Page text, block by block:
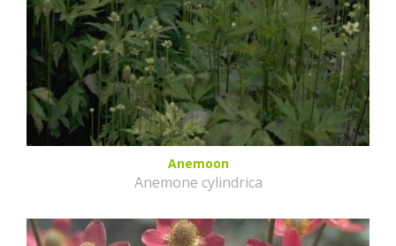
Anemoon
Anemone cylindrica